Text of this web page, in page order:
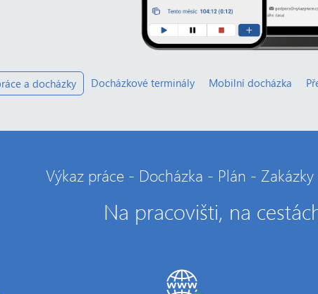
a docházky Docházkové terminály Mobilní docházka
Výkaz práce - Docházka - Plán -
Na pracovišti, na